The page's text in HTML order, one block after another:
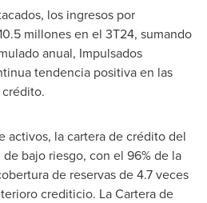
los ingresos por
millones en el 3T24, sumando
anual, Impulsados
tendencia positiva en las
activos, la cartera de crédito del
bajo riesgo, con el 96% de la
de reservas de 4.7 veces
crediticio. La Cartera de